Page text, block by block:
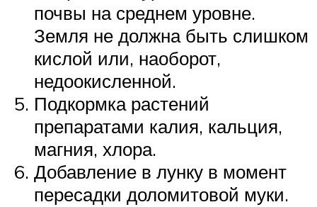
почвы на среднем уровне.
Земля не должна быть слишком
кислой или, наоборот,
недоокисленной.
Подкормка растений
препаратами калия, кальция,
магния, хлора.
Добавление в лунку в момент
пересадки доломитовой муки.